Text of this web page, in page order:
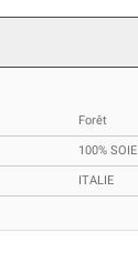
Forêt
100% SOIE
ITALIE